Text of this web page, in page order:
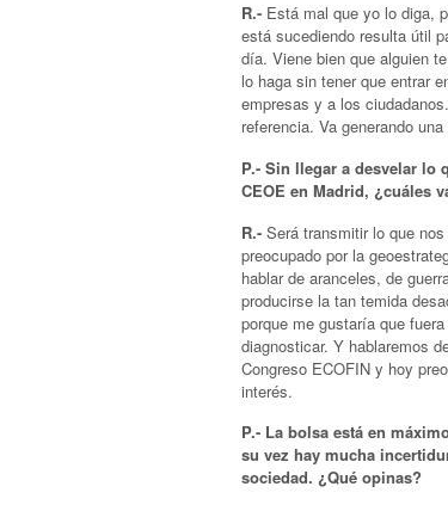
R.- Está mal que yo lo diga,
está sucediendo resulta útil
día. Viene bien que alguien
lo haga sin tener que entrar
empresas y a los
referencia. Va generando
P.- Sin llegar a desvelar lo
CEOE en Madrid, ¿cuáles
R.- Será transmitir lo que
preocupado por la
hablar de aranceles, de
producirse la tan temida
porque me gustaría que
diagnosticar. Y hablaremos
Congreso ECOFIN y hoy
interés.
P.- La bolsa está en
su vez hay mucha
sociedad. ¿Qué opinas?